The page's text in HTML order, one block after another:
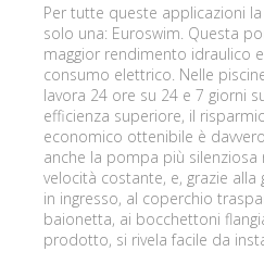
Per tutte queste applicazioni
solo una: Euroswim. Questa
maggior rendimento idraulico
consumo elettrico. Nelle
lavora 24 ore su 24 e 7 giorni
efficienza superiore, il
economico ottenibile è
anche la pompa più
velocità costante, e, grazie
in ingresso, al coperchio
baionetta, ai bocchettoni
prodotto, si rivela facile da